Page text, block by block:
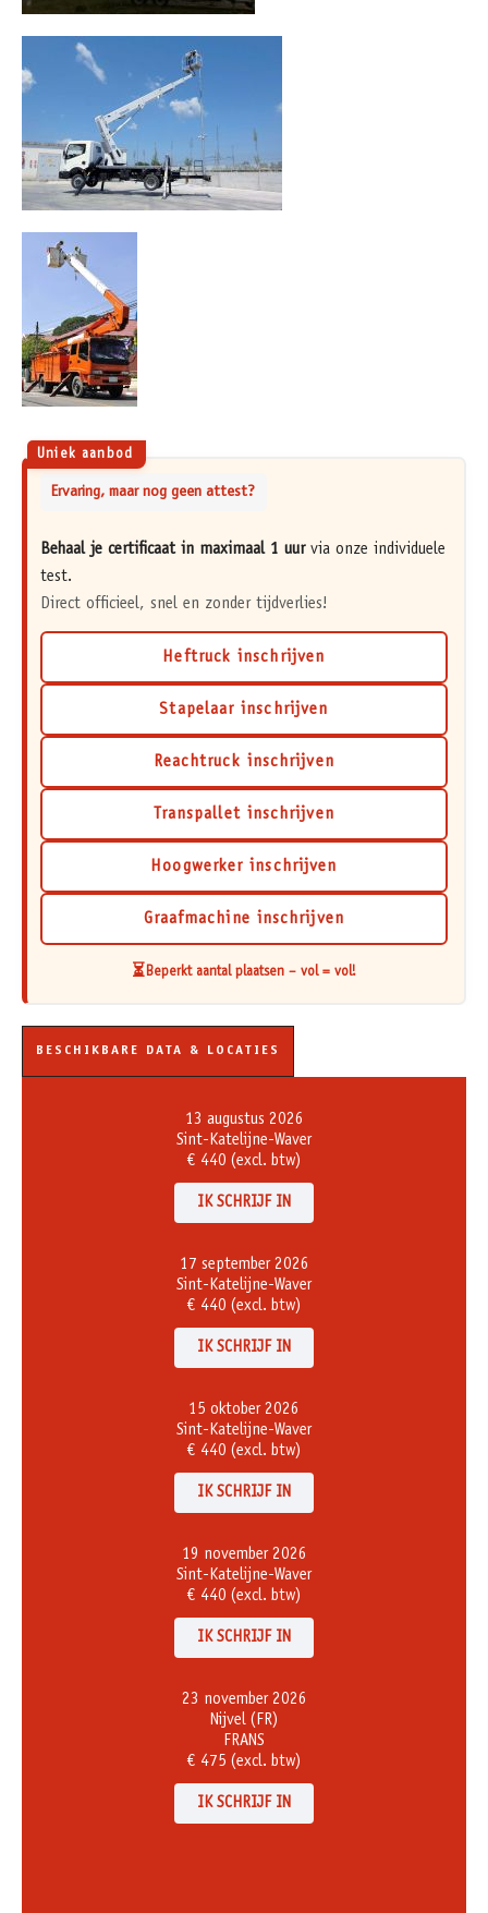
Uniek aanbod
Ervaring, maar nog geen attest?
Behaal je certificaat in maximaal 1 uurvia onze individuele
test.
Direct officieel, snel en zonder tijdverlies!
Heftruck inschrijven
Stapelaar inschrijven
Reachtruck inschrijven
Transpallet inschrijven
Hoogwerker inschrijven
Graafmachine inschrijven
⏳ Beperkt aantal plaatsen – vol = vol!
BESCHIKBARE DATA & LOCATIES
13 augustus 2026
Sint-Katelijne-Waver
€ 440 (excl. btw)
IK SCHRIJF IN
17 september 2026
Sint-Katelijne-Waver
€ 440 (excl. btw)
IK SCHRIJF IN
15 oktober 2026
Sint-Katelijne-Waver
€ 440 (excl. btw)
IK SCHRIJF IN
19 november 2026
Sint-Katelijne-Waver
€ 440 (excl. btw)
IK SCHRIJF IN
23 november 2026
Nijvel (FR)
FRANS
€ 475 (excl. btw)
IK SCHRIJF IN